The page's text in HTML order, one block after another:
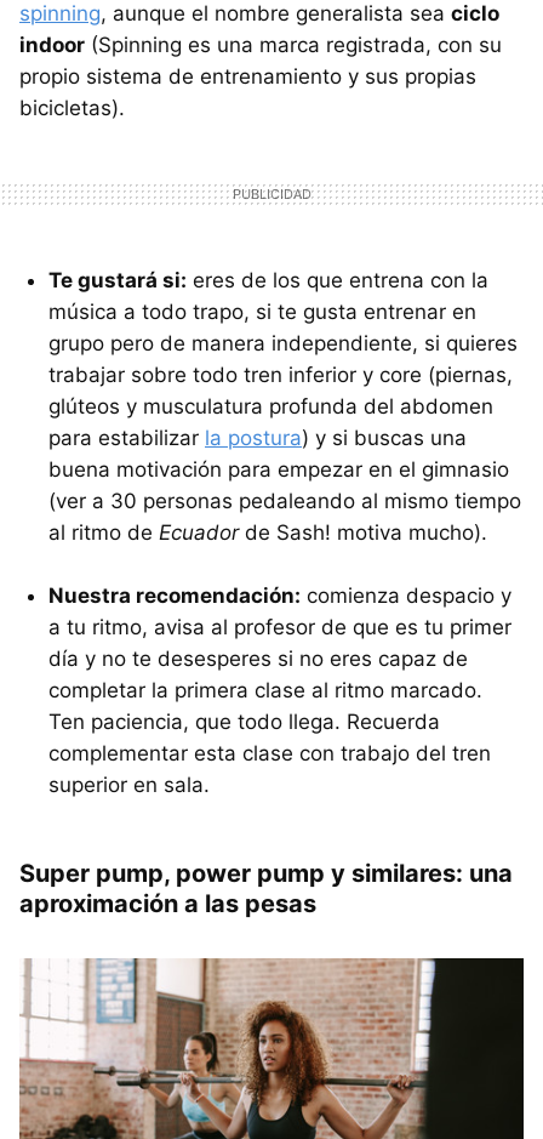
spinning, aunque el nombre generalista sea ciclo
indoor (Spinning es una marca registrada, con su
propio sistema de entrenamiento y sus propias
bicicletas).
Te gustará si: eres de los que entrena con la
música a todo trapo, si te gusta entrenar en
grupo pero de manera independiente, si quieres
trabajar sobre todo tren inferior y core (piernas,
glúteos y musculatura profunda del abdomen
para estabilizar la postura) y si buscas una
buena motivación para empezar en el gimnasio
(ver a 30 personas pedaleando al mismo tiempo
al ritmo de Ecuadorde Sash! motiva mucho).
Nuestra recomendación: comienza despacio y
a tu ritmo, avisa al profesor de que es tu primer
día y no te desesperes si no eres capaz de
completar la primera clase al ritmo marcado.
Ten paciencia, que todo llega. Recuerda
complementar esta clase con trabajo del tren
superior en sala.
Super pump, power pump y similares: una
aproximación a las pesas